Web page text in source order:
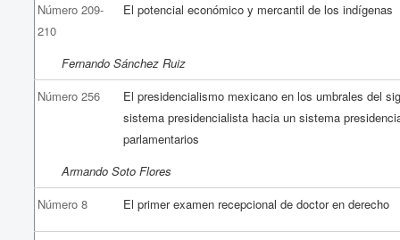
Número 209-
210
El potencial económico y mercantil de los indígenas
Fernando Sánchez Ruiz
Número 256
El presidencialismo mexicano en los umbrales del
sistema presidencialista hacia un sistema
parlamentarios
Armando Soto Flores
Número 8
El primer examen recepcional de doctor en derecho